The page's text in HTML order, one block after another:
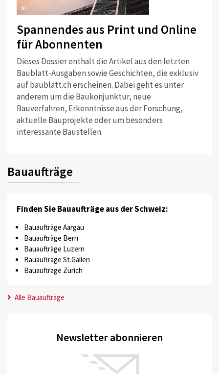
©
Spannendes aus Print und Online
für Abonnenten
Dieses Dossier enthält die Artikel aus den letzten
Baublatt-Ausgaben sowie Geschichten, die exklusiv
auf baublatt.ch erscheinen. Dabei geht es unter
anderem um die Baukonjunktur, neue
Bauverfahren, Erkenntnisse aus der Forschung,
aktuelle Bauprojekte oder um besonders
interessante Baustellen.
Bauaufträge
Finden Sie Bauaufträge aus der Schweiz:
Bauaufträge Aargau
Bauaufträge Bern
Bauaufträge Luzern
Bauaufträge St.Gallen
Bauaufträge Zürich
Alle Bauaufträge
Newsletter abonnieren